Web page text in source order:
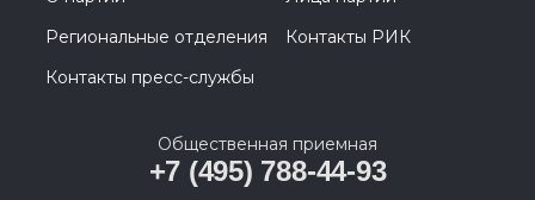
Региональные отделения
Контакты РИК
Контакты пресс-службы
Общественная приемная
+7 (495) 788-44-93